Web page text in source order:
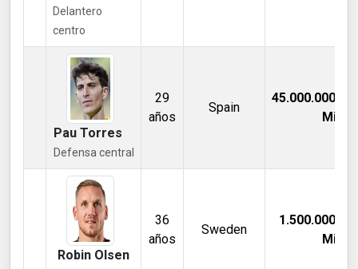
Delantero
centro
Pau Torres
Defensa central
29
años
Spain
45.000.000,00
Mill €
Robin Olsen
36
años
Sweden
1.500.000,00
Mill €